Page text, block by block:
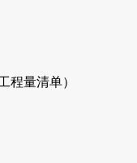
程量清单）